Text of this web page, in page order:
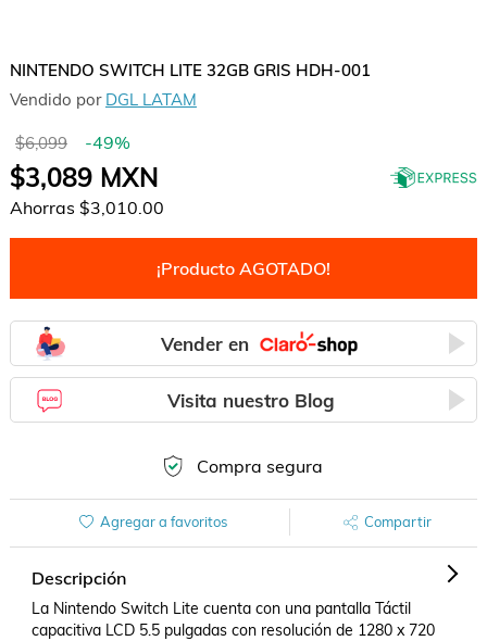
NINTENDO SWITCH LITE 32GB GRIS HDH-001
Vendido por DGL LATAM
$6,099 -49%
$3,089MXN
Ahorras $3,010.00
¡Producto AGOTADO!
Vender en
Visita nuestro Blog
Compra segura
Agregar a favoritos Compartir
Descripción
La Nintendo Switch Lite cuenta con una pantalla Táctil
capacitiva LCD 5.5 pulgadas con resolución de 1280 x 720